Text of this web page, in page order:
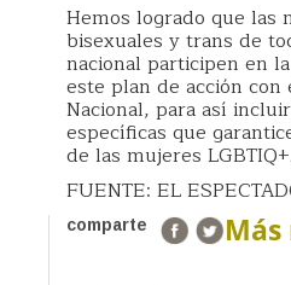
Hemos logrado que las
bisexuales y trans de
nacional participen en
este plan de acción con
Nacional, para así
específicas que
de las mujeres LGBTIQ+.
FUENTE: EL
comparte